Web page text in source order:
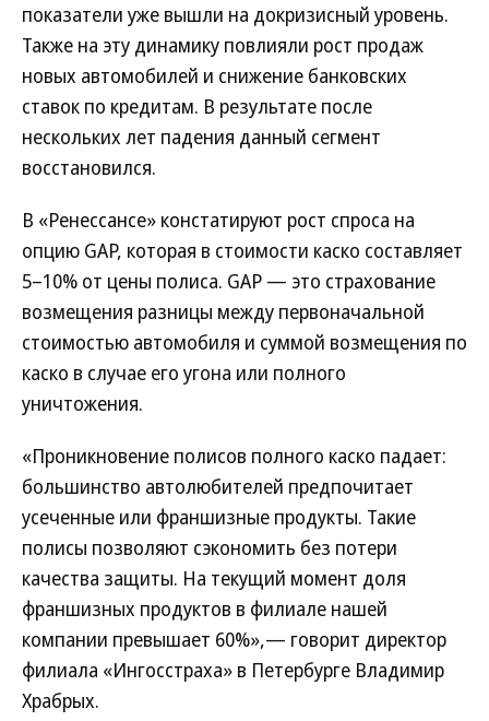
показатели уже вышли на докризисный уровень.
Также на эту динамику повлияли рост продаж
новых автомобилей и снижение банковских
ставок по кредитам. В результате после
нескольких лет падения данный сегмент
восстановился.
В «Ренессансе» констатируют рост спроса на
опцию GAP, которая в стоимости каско составляет
5–10% от цены полиса. GAP — это страхование
возмещения разницы между первоначальной
стоимостью автомобиля и суммой возмещения по
каско в случае его угона или полного
уничтожения.
«Проникновение полисов полного каско падает:
большинство автолюбителей предпочитает
усеченные или франшизные продукты. Такие
полисы позволяют сэкономить без потери
качества защиты. На текущий момент доля
франшизных продуктов в филиале нашей
компании превышает 60%»,— говорит директор
филиала «Ингосстраха» в Петербурге Владимир
Храбрых.